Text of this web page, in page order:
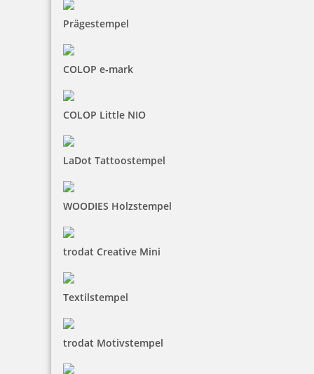
Prägestempel
COLOP e-mark
COLOP Little NIO
LaDot Tattoostempel
WOODIES Holzstempel
trodat Creative Mini
Textilstempel
trodat Motivstempel
Colop Printer 35 Textstempel 50x30 mm
Jetzt gestalten